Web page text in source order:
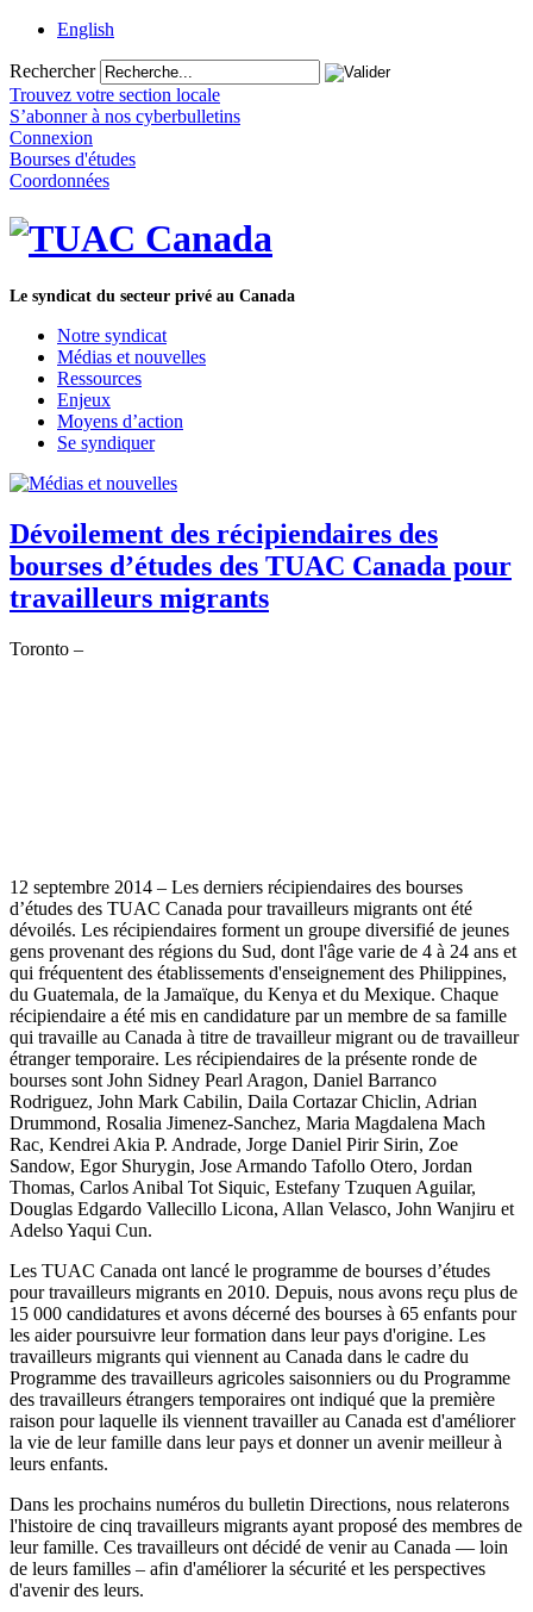
English
Rechercher
Trouvez votre section locale
S’abonner à nos cyberbulletins
Connexion
Bourses d'études
Coordonnées
Le syndicat du secteur privé au Canada
Notre syndicat
Médias et nouvelles
Ressources
Enjeux
Moyens d’action
Se syndiquer
Dévoilement des récipiendaires des
bourses d’études des TUAC Canada pour
travailleurs migrants
Toronto –
12 septembre 2014 – Les derniers récipiendaires des bourses
d’études des TUAC Canada pour travailleurs migrants ont été
dévoilés. Les récipiendaires forment un groupe diversifié de jeunes
gens provenant des régions du Sud, dont l'âge varie de 4 à 24 ans et
qui fréquentent des établissements d'enseignement des Philippines,
du Guatemala, de la Jamaïque, du Kenya et du Mexique. Chaque
récipiendaire a été mis en candidature par un membre de sa famille
qui travaille au Canada à titre de travailleur migrant ou de travailleur
étranger temporaire. Les récipiendaires de la présente ronde de
bourses sont John Sidney Pearl Aragon, Daniel Barranco
Rodriguez, John Mark Cabilin, Daila Cortazar Chiclin, Adrian
Drummond, Rosalia Jimenez-Sanchez, Maria Magdalena Mach
Rac, Kendrei Akia P. Andrade, Jorge Daniel Pirir Sirin, Zoe
Sandow, Egor Shurygin, Jose Armando Tafollo Otero, Jordan
Thomas, Carlos Anibal Tot Siquic, Estefany Tzuquen Aguilar,
Douglas Edgardo Vallecillo Licona, Allan Velasco, John Wanjiru et
Adelso Yaqui Cun.
Les TUAC Canada ont lancé le programme de bourses d’études
pour travailleurs migrants en 2010. Depuis, nous avons reçu plus de
15 000 candidatures et avons décerné des bourses à 65 enfants pour
les aider poursuivre leur formation dans leur pays d'origine. Les
travailleurs migrants qui viennent au Canada dans le cadre du
Programme des travailleurs agricoles saisonniers ou du Programme
des travailleurs étrangers temporaires ont indiqué que la première
raison pour laquelle ils viennent travailler au Canada est d'améliorer
la vie de leur famille dans leur pays et donner un avenir meilleur à
leurs enfants.
Dans les prochains numéros du bulletin Directions, nous relaterons
l'histoire de cinq travailleurs migrants ayant proposé des membres de
leur famille. Ces travailleurs ont décidé de venir au Canada — loin
de leurs familles – afin d'améliorer la sécurité et les perspectives
d'avenir des leurs.